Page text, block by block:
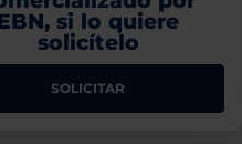
si lo quiere
solicítelo
SOLICITAR